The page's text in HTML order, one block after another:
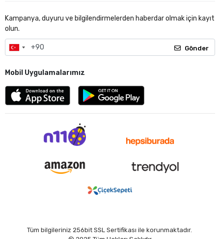
Kampanya, duyuru ve bilgilendirmelerden haberdar olmak için kayıt
olun.
Gönder
Mobil Uygulamalarımız
Tüm bilgileriniz 256bit SSL Sertifikası ile korunmaktadır.